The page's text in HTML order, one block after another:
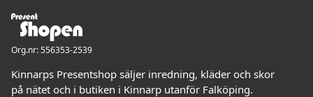
Org.nr: 556353-2539
Kinnarps Presentshop säljer inredning, kläder och skor
på nätet och i butiken i Kinnarp utanför Falköping.